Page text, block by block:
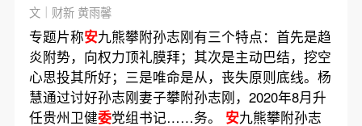
文｜财新 黄雨馨
专题片称安九熊攀附孙志刚有三个特点：首先是趋
炎附势，向权力顶礼膜拜；其次是主动巴结，挖空
心思投其所好；三是唯命是从，丧失原则底线。杨
慧通过讨好孙志刚妻子攀附孙志刚，2020年8月升
任贵州卫健委党组书记……务。 安九熊攀附孙志